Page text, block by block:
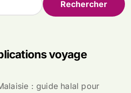
voyage
: guide halal pour